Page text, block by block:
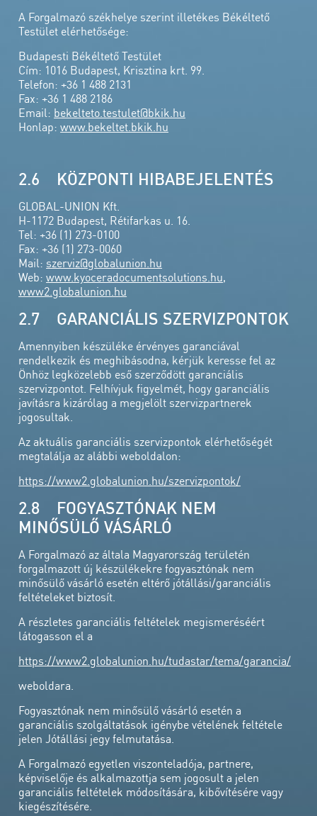
A Forgalmazó székhelye szerint illetékes Békéltető
Testület elérhetősége:
Budapesti Békéltető Testület
Cím: 1016 Budapest, Krisztina krt. 99.
Telefon: +36 1 488 2131
Fax: +36 1 488 2186
Email: bekelteto.testulet@bkik.hu
Honlap:www.bekeltet.bkik.hu
2.6 KÖZPONTI HIBABEJELENTÉS
GLOBAL-UNION Kft.
H-1172 Budapest, Rétifarkas u. 16.
Tel: +36 (1) 273-0100
Fax: +36 (1) 273-0060
Mail: szerviz@globalunion.hu
Web:www.kyoceradocumentsolutions.hu,
www2.globalunion.hu
2.7 GARANCIÁLIS SZERVIZPONTOK
Amennyiben készüléke érvényes garanciával
rendelkezik és meghibásodna, kérjük keresse fel az
Önhöz legközelebb eső szerződött garanciális
szervizpontot. Felhívjuk figyelmét, hogy garanciális
javításra kizárólag a megjelölt szervizpartnerek
jogosultak.
Az aktuális garanciális szervizpontok elérhetőségét
megtalálja az alábbi weboldalon:
https://www2.globalunion.hu/szervizpontok/
2.8 FOGYASZTÓNAK NEM
MINŐSÜLŐ VÁSÁRLÓ
A Forgalmazó az általa Magyarország területén
forgalmazott új készülékekre fogyasztónak nem
minősülő vásárló esetén eltérő jótállási/garanciális
feltételeket biztosít.
A részletes garanciális feltételek megismeréséért
látogasson el a
https://www2.globalunion.hu/tudastar/tema/garancia/
weboldara.
Fogyasztónak nem minősülő vásárló esetén a
garanciális szolgáltatások igénybe vételének feltétele
jelen Jótállási jegy felmutatása.
A Forgalmazó egyetlen viszonteladója, partnere,
képviselője és alkalmazottja sem jogosult a jelen
garanciális feltételek módosítására, kibővítésére vagy
kiegészítésére.